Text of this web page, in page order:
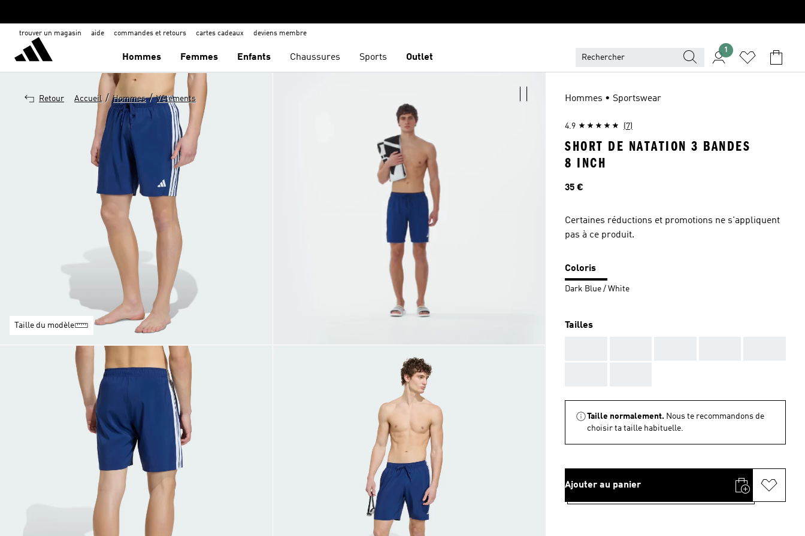
trouver un magasin aide commandes et retours cartes cadeaux deviens membre
Hommes Femmes Enfants Chaussures Sports Outlet
1
Retour Accueil / Hommes / Vêtements
Taille du modèle
Hommes • Sportswear
4.9 (7)
SHORT DE NATATION 3 BANDES
8 INCH
Prix
35 €
Certaines réductions et promotions ne s'appliquent
pas à ce produit.
Coloris
Dark Blue / White
Tailles
Taille normalement. Nous te recommandons de
choisir ta taille habituelle.
Ajouter au panier